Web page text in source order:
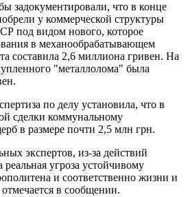
задокументировали, что в конце
у коммерческой структуры
под видом нового, которое
в механообрабатывающем
составила 2,6 миллиона гривен. На
"металлолома" была
по делу установила, что в
сделки коммунальному
в размере почти 2,5 млн грн.
экспертов, из-за действий
угроза устойчивому
и соответственно жизни и
в сообщении.